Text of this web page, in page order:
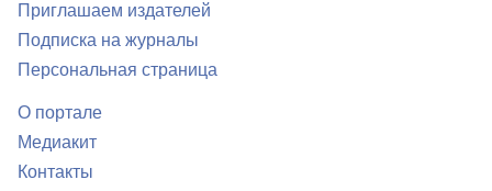
Приглашаем издателей
Подписка на журналы
Персональная страница
О портале
Медиакит
Контакты